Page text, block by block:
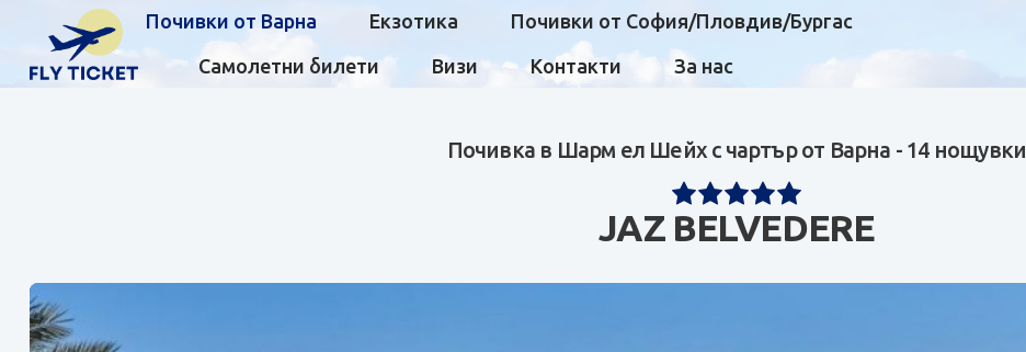
Почивки от Варна Екзотика Почивки от София/Пловдив/Бургас
Самолетни билети Визи Контакти За нас
Почивка в Шарм ел Шейх с чартър от Варна - 14 нощувки
JAZ BELVEDERE